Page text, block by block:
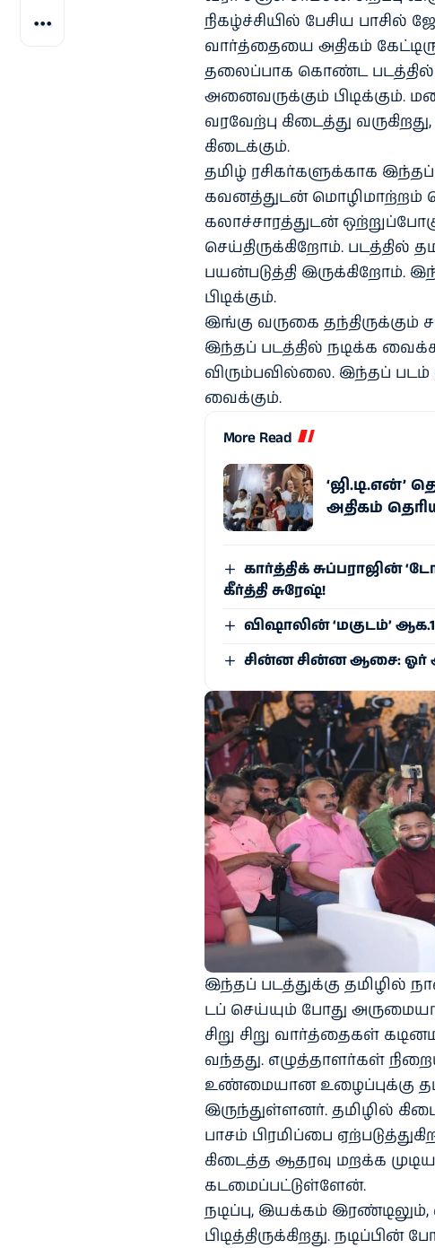
நிகழ்ச்சியில் பேசிய பாசில்
வார்த்தையை அதிகம்
தலைப்பாக கொண்ட படத்தில்
அனைவருக்கும் பிடிக்கும்.
வரவேற்பு கிடைத்து
கிடைக்கும்.
தமிழ் ரசிகர்களுக்காக
கவனத்துடன் மொழிமாற்றம்
கலாச்சாரத்துடன்
செய்திருக்கிறோம். படத்தில்
பயன்படுத்தி இருக்கிறோம்.
பிடிக்கும்.
இங்கு வருகை
இந்தப் படத்தில் நடிக்க
விரும்பவில்லை. இந்தப்
வைக்கும்.
More Read
‘ஜி.டி.என்’
அதிகம்
கார்த்திக் சுப்பராஜின்
கீர்த்தி சுரேஷ்!
விஷாலின் ‘மகுடம்’
சின்ன சின்ன ஆசை: ஓர்
இந்தப் படத்துக்கு தமிழில்
டப் செய்யும் போது
சிறு சிறு வார்த்தைகள்
வந்தது. எழுத்தாளர்கள்
உண்மையான உழைப்புக்கு
இருந்துள்ளனர். தமிழில்
பாசம் பிரமிப்பை
கிடைத்த ஆதரவு மறக்க
கடமைப்பட்டுள்ளேன்.
நடிப்பு, இயக்கம்
பிடித்திருக்கிறது.